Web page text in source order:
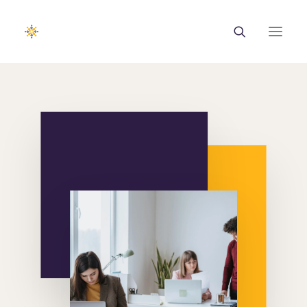
EUROTRAINING
Εθνικά Προγράμματα
Voucher
Νέα & Ανακοινώσεις